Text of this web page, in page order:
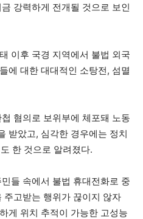
강력하게 전개될 것으로 보인
이후 국경 지역에서 불법 외국
에 대한 대대적인 소탕전, 섬멸
혐의로 보위부에 체포돼 노동
받았고, 심각한 경우에는 정치
한 것으로 알려졌다.
들 속에서 불법 휴대전화로 중
주고받는 행위가 끊이지 않자
게 위치 추적이 가능한 고성능